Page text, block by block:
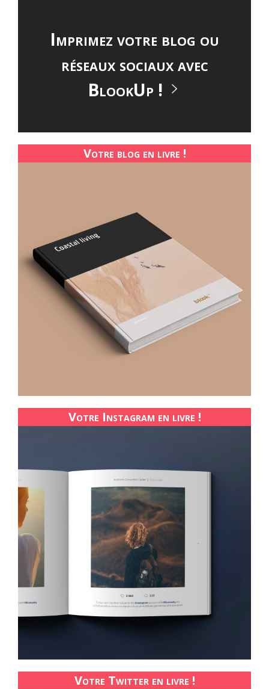
Imprimez votre blog ou
réseaux sociaux avec
BlookUp !
Votre blog en livre !
Votre Instagram en livre !
Votre Twitter en livre !